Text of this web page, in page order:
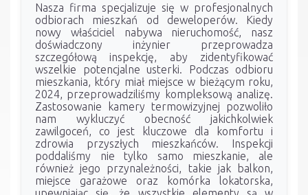
Nasza firma specjalizuje się w profesjonalnych
odbiorach mieszkań od deweloperów. Kiedy
nowy właściciel nabywa nieruchomość, nasz
doświadczony inżynier przeprowadza
szczegółową inspekcję, aby zidentyfikować
wszelkie potencjalne usterki. Podczas odbioru
mieszkania, który miał miejsce w bieżącym roku,
2024, przeprowadziliśmy kompleksową analizę.
Zastosowanie kamery termowizyjnej pozwoliło
nam wykluczyć obecność jakichkolwiek
zawilgoceń, co jest kluczowe dla komfortu i
zdrowia przyszłych mieszkańców. Inspekcji
poddaliśmy nie tylko samo mieszkanie, ale
również jego przynależności, takie jak balkon,
miejsce garażowe oraz komórka lokatorska,